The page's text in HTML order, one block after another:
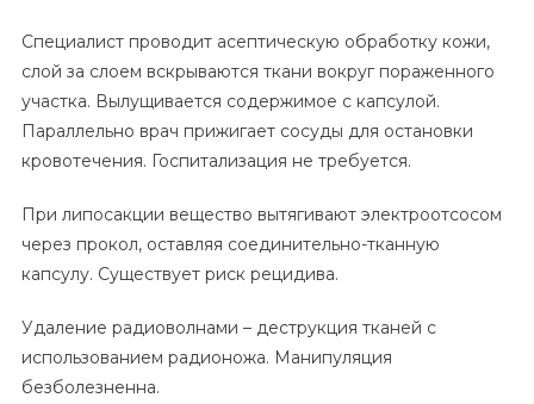
Специалист проводит асептическую обработку кожи,
слой за слоем вскрываются ткани вокруг пораженного
участка. Вылущивается содержимое с капсулой.
Параллельно врач прижигает сосуды для остановки
кровотечения. Госпитализация не требуется.
При липосакции вещество вытягивают электроотсосом
через прокол, оставляя соединительно-тканную
капсулу. Существует риск рецидива.
Удаление радиоволнами – деструкция тканей с
использованием радионожа. Манипуляция
безболезненна.